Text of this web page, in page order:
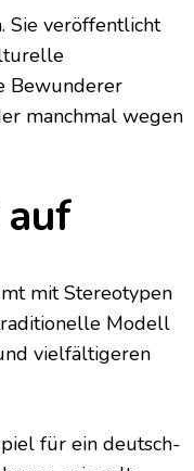
Sie veröffentlicht
Bewunderer
manchmal wegen
mit Stereotypen
Modell
vielfältigeren
für ein deutsch-